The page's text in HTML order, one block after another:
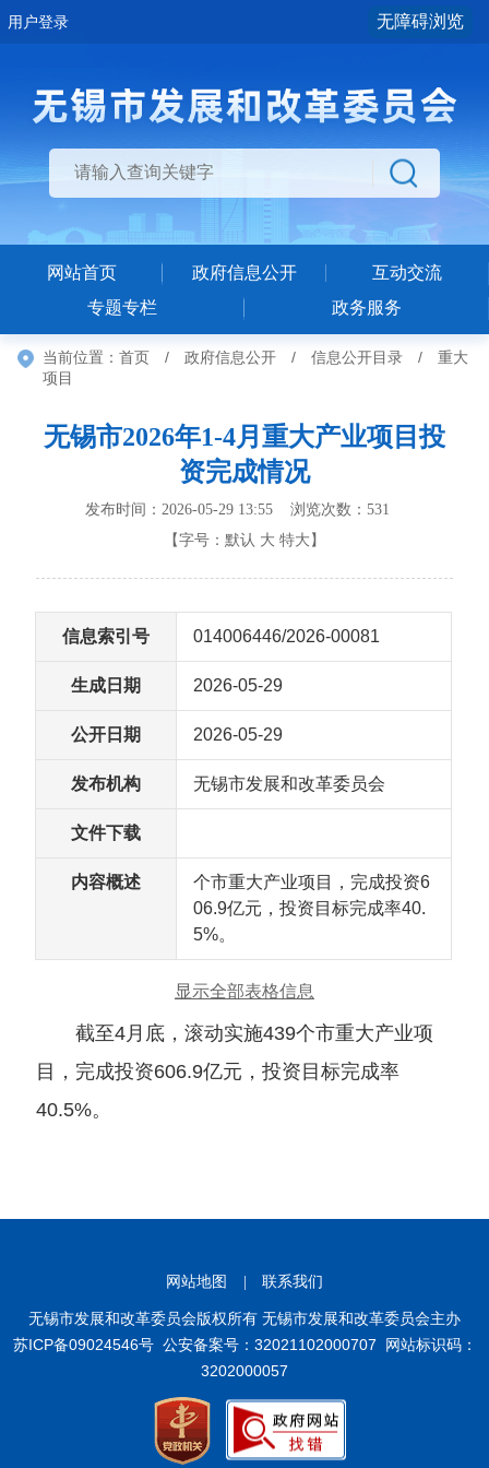
用户登录 无障碍浏览
网站首页 政府信息公开
互动交流
专题专栏
政务服务
当前位置： 首页 / 政府信息公开 / 信息公开目录 /
重大
项目
无锡市2026年1-4月重大产业项目投
资完成情况
发布时间：2026-05-29 13:55 浏览次数： 531
【字号： 默认 大 特大 】
信息索引号 014006446/2026-00081
生成日期 2026-05-29
公开日期 2026-05-29
发布机构 无锡市发展和改革委员会
文件下载
内容概述
个市重大产业项目，完成投资6
06.9亿元，投资目标完成率40.
5%。
显示全部表格信息
截至4月底，滚动实施439个市重大产业项
目，完成投资606.9亿元，投资目标完成率
40.5%。
网站地图 联系我们
无锡市发展和改革委员会版权所有 无锡市发展和改革委员会主办
苏ICP备09024546号 公安备案号：32021102000707 网站标识码：
3202000057